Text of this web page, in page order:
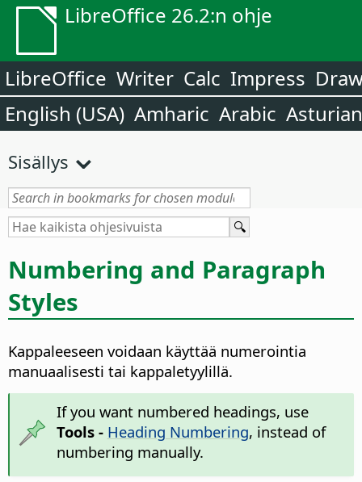
LibreOffice 26.2:n ohje
LibreOffice Writer Calc Impress
English (USA) Amharic Arabic Asturian
Sisällys
Numbering and Paragraph
Styles
Kappaleeseen voidaan käyttää numerointia
manuaalisesti tai kappaletyylillä.
If you want numbered headings, use
Tools - Heading Numbering, instead of
numbering manually.